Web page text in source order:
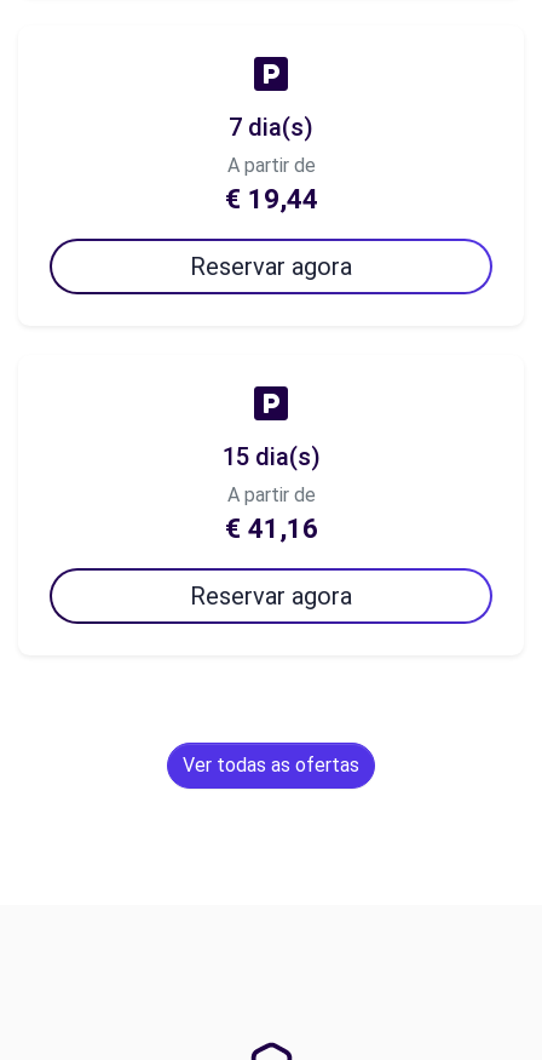
7 dia(s)
A partir de
€ 19,44
Reservar agora
15 dia(s)
A partir de
€ 41,16
Reservar agora
Ver todas as ofertas